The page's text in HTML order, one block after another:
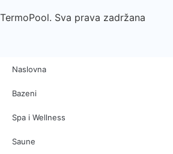
TermoPool. Sva prava zadržana
Naslovna
Bazeni
Spa i Wellness
Saune